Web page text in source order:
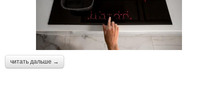
читать дальше →